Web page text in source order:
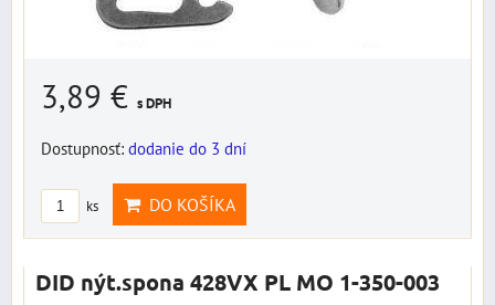
3,89 € s DPH
Dostupnosť: dodanie do 3 dní
ks DO KOŠÍKA
DID nýt.spona 428VX PL MO 1-350-003